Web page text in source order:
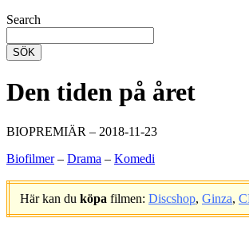
Search
SÖK
Den tiden på året
BIOPREMIÄR – 2018-11-23
Biofilmer– Drama – Komedi
Här kan du köpa filmen: Discshop, Ginza,